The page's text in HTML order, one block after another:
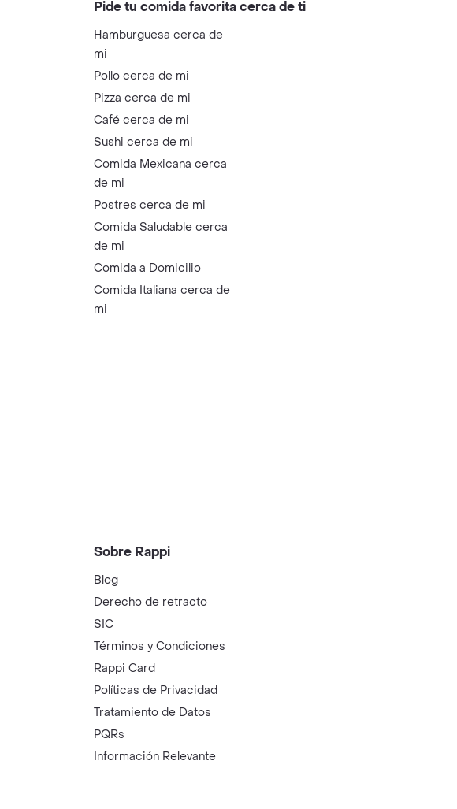
Pide tu comida favorita cerca de ti
Hamburguesa cerca de
mi
Pollo cerca de mi
Pizza cerca de mi
Café cerca de mi
Sushi cerca de mi
Comida Mexicana cerca
de mi
Postres cerca de mi
Comida Saludable cerca
de mi
Comida a Domicilio
Comida Italiana cerca de
mi
Sobre Rappi
Blog
Derecho de retracto
SIC
Términos y Condiciones
Rappi Card
Políticas de Privacidad
Tratamiento de Datos
PQRs
Información Relevante